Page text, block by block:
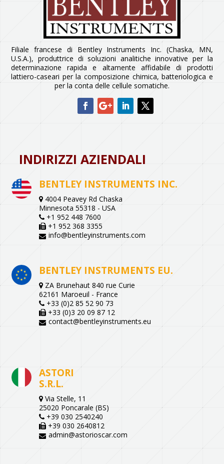
Filiale francese di Bentley Instruments Inc. (Chaska, MN,
U.S.A.), produttrice di soluzioni analitiche innovative per la
determinazione rapida e altamente affidabile di prodotti
lattiero-caseari per la composizione chimica, batteriologica e
per la conta delle cellule somatiche.
INDIRIZZI AZIENDALI
BENTLEY INSTRUMENTS INC.
4004 Peavey Rd Chaska
Minnesota 55318 - USA
+1 952 448 7600
+1 952 368 3355
info@bentleyinstruments.com
BENTLEY INSTRUMENTS EU.
ZA Brunehaut 840 rue Curie
62161 Maroeuil - France
+33 (0)2 85 52 90 73
+33 (0)3 20 09 87 12
contact@bentleyinstruments.eu
ASTORI
S.R.L.
Via Stelle, 11
25020 Poncarale (BS)
+39 030 2540240
+39 030 2640812
admin@astorioscar.com